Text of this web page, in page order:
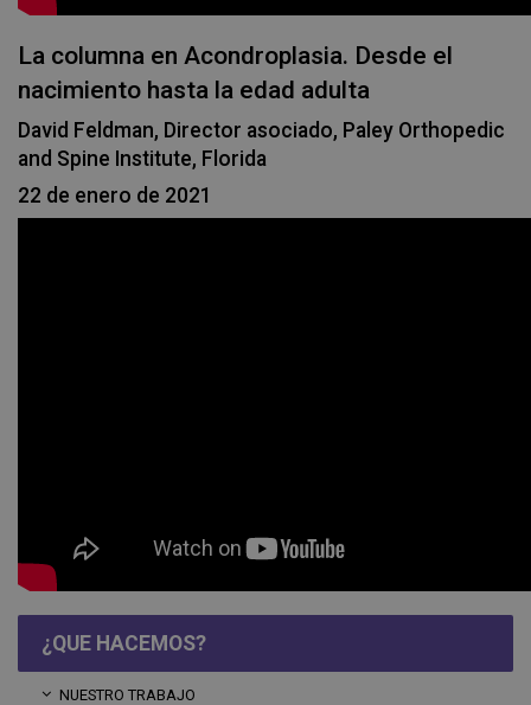
¿QUE HACEMOS?
NUESTRO TRABAJO
La columna en Acondroplasia. Desde el
nacimiento hasta la edad adulta
David Feldman, Director asociado, Paley Orthopedic
and Spine Institute, Florida
22 de enero de 2021